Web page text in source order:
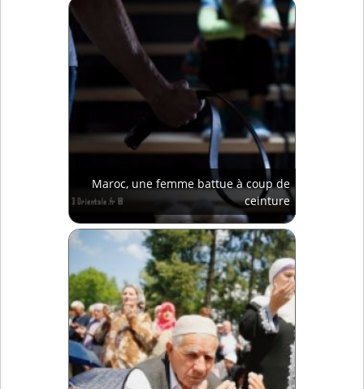
Maroc, une femme battue à coup de
ceinture